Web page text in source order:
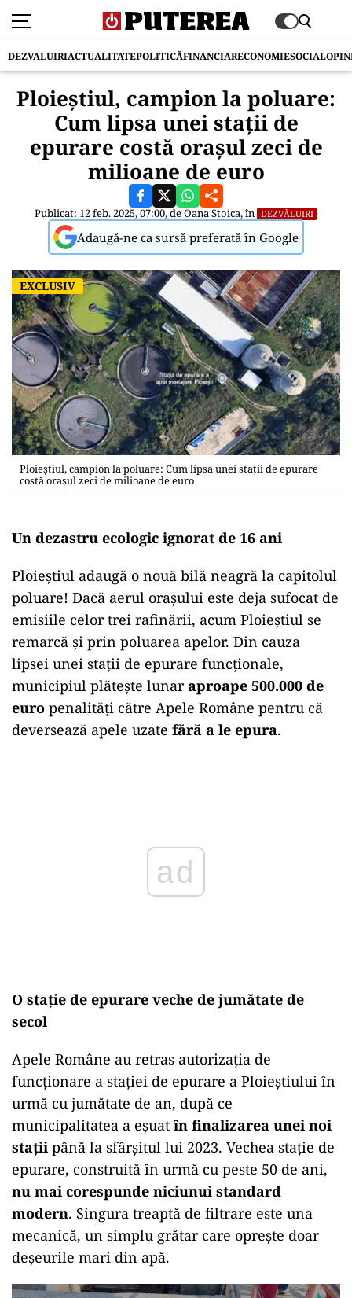
DEZVALUIRIACTUALITATEPOLITICĂFINANCIARECONOMIESOCIAL
Ploieștiul, campion la poluare:
Cum lipsa unei stații de
epurare costă orașul zeci de
milioane de euro
Publicat: 12 feb. 2025, 07:00, deOana Stoica, în DEZVĂLUIRI
Adaugă-ne ca sursă preferată în Google
EXCLUSIV
Ploieștiul, campion la poluare: Cum lipsa unei stații de epurare
costă orașul zeci de milioane de euro
Un dezastru ecologic ignorat de 16 ani
Ploieștiul adaugă o nouă bilă neagră la capitolul
poluare! Dacă aerul orașului este deja sufocat de
emisiile celor trei rafinării, acum Ploieștiul se
remarcă și prin poluarea apelor. Din cauza
lipsei unei stații de epurare funcționale,
municipiul plătește lunaraproape 500.000 de
euro penalități către Apele Române pentru că
deversează apele uzate fără a le epura.
O stație de epurare veche de jumătate de
secol
Apele Române au retras autorizația de
funcționare a stației de epurare a Ploieștiului în
urmă cu jumătate de an, după ce
municipalitatea a eșuat în finalizarea unei noi
stații până la sfârșitul lui 2023. Vechea stație de
epurare, construită în urmă cu peste 50 de ani,
nu mai corespunde niciunui standard
modern. Singura treaptă de filtrare este una
mecanică, un simplu grătar care oprește doar
deșeurile mari din apă.